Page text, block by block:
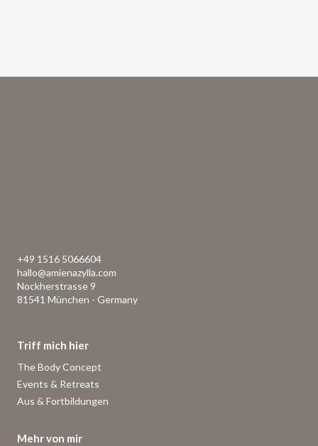
+49 1516 5066604
hallo@amienazylla.com
Nockherstrasse 9
81541 München - Germany
Triff mich hier
The Body Concept
Events & Retreats
Aus & Fortbildungen
Mehr von mir